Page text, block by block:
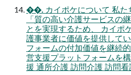
��. カイポケについて 私た
「質の高い介護サービスの
とを実現するため、 カイポ
護事業者に価値を提供して
フォームの付加価値を継続
営支援プラットフォームを
援 通所介護 訪問介護 訪問看